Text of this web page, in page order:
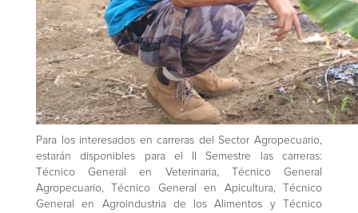
Para los interesados en carreras del Sector Agropecuario,
estarán disponibles para el II Semestre las carreras:
Técnico General en Veterinaria, Técnico General
Agropecuario, Técnico General en Apicultura, Técnico
General en Agroindustria de los Alimentos y Técnico